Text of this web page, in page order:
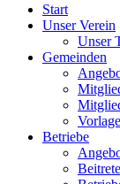
Start
Unser Verein
Unser
Gemeinden
Betriebe